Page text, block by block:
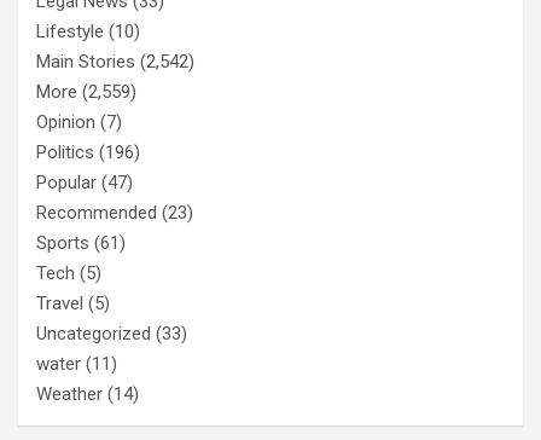
Lifestyle (10)
Main Stories (2,542)
More (2,559)
Opinion (7)
Politics (196)
Popular (47)
Recommended (23)
Sports (61)
Tech (5)
Travel (5)
Uncategorized (33)
water (11)
Weather (14)